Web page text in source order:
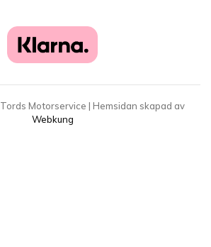
Tords Motorservice | Hemsidan skapad av
Webkung